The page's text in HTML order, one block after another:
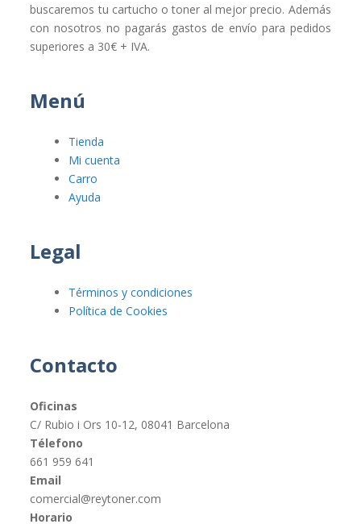
buscaremos tu cartucho o toner al mejor precio. Además
con nosotros no pagarás gastos de envío para pedidos
superiores a 30€ + IVA.
Menú
Tienda
Mi cuenta
Carro
Ayuda
Legal
Términos y condiciones
Política de Cookies
Contacto
Oficinas
C/ Rubio i Ors 10-12, 08041 Barcelona
Télefono
661 959 641
Email
comercial@reytoner.com
Horario